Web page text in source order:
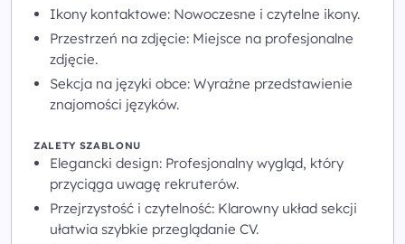
Ikony kontaktowe: Nowoczesne i czytelne ikony.
Przestrzeń na zdjęcie: Miejsce na profesjonalne
zdjęcie.
Sekcja na języki obce: Wyraźne przedstawienie
znajomości języków.
ZALETY SZABLONU
Elegancki design: Profesjonalny wygląd, który
przyciąga uwagę rekruterów.
Przejrzystość i czytelność: Klarowny układ sekcji
ułatwia szybkie przeglądanie CV.